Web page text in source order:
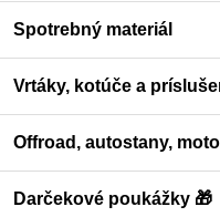
Spotrebný materiál
Vrtáky, kotúče a
Offroad, autostany,
Darčekové poukážky 🎁